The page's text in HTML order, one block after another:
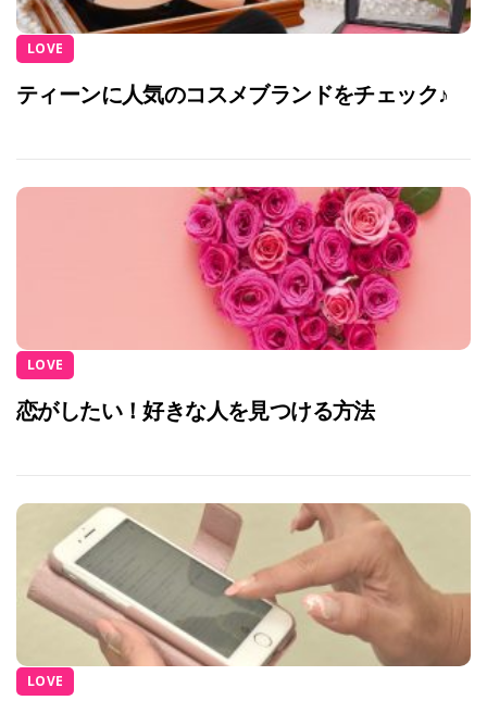
LOVE
ティーンに人気のコスメブランドをチェック♪
LOVE
恋がしたい！好きな人を見つける方法
LOVE